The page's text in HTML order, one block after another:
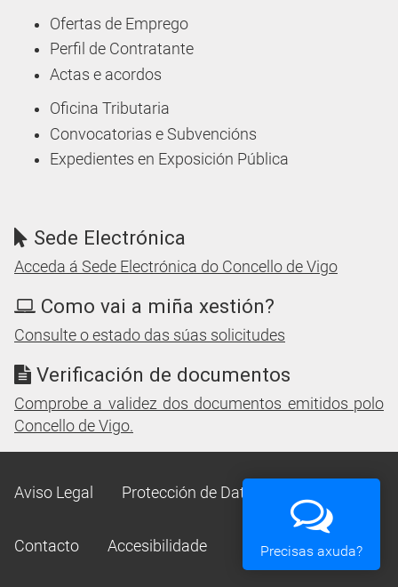
Ofertas de Emprego
Perfil de Contratante
Actas e acordos
Oficina Tributaria
Convocatorias e Subvencións
Expedientes en Exposición Pública
Sede Electrónica
Acceda á Sede Electrónica do Concello de Vigo
Como vai a miña xestión?
Consulte o estado das súas solicitudes
Verificación de documentos
Comprobe a validez dos documentos emitidos polo
Concello de Vigo.
Aviso Legal Protección de Datos
Contacto Accesibilidade Precisas axuda?